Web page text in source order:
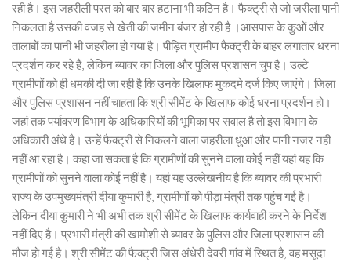
रही है। इस जहरीली परत को बार बार हटाना भी कठिन है। फैक्ट्री से जो जरीला पानी
निकलता है उसकी वजह से खेती की जमीन बंजर हो रही है ।आसपास के कुओं और
तालाबों का पानी भी जहरीला हो गया है। पीड़ित ग्रामीण फैक्ट्री के बाहर लगातार धरना
प्रदर्शन कर रहे हैं, लेकिन ब्यावर का जिला और पुलिस प्रशासन चुप है। उल्टे
ग्रामीणों को ही धमकी दी जा रही है कि उनके खिलाफ मुकदमे दर्ज किए जाएंगे। जिला
और पुलिस प्रशासन नहीं चाहता कि श्री सीमेंट के खिलाफ कोई धरना प्रदर्शन हो।
जहां तक पर्यावरण विभाग के अधिकारियों की भूमिका पर सवाल है तो इस विभाग के
अधिकारी अंधे है। उन्हें फैक्ट्री से निकलने वाला जहरीला धुआ और पानी नजर नही
नहीं आ रहा है। कहा जा सकता है कि ग्रामीणों की सुनने वाला कोई नहीं यहां यह कि
ग्रामीणों को सुनने वाला कोई नहीं है। यहां यह उल्लेखनीय है कि ब्यावर की प्रभारी
राज्य के उपमुख्यमंत्री दीया कुमारी है, ग्रामीणों को पीड़ा मंत्री तक पहुंच गई है।
लेकिन दीया कुमारी ने भी अभी तक श्री सीमेंट के खिलाफ कार्यवाही करने के निर्देश
नहीं दिए है। प्रभारी मंत्री की खामोशी से ब्यावर के पुलिस और जिला प्रशासन की
मौज हो गई है। श्री सीमेंट की फैक्ट्री जिस अंधेरी देवरी गांव में स्थित है, वह मसूदा